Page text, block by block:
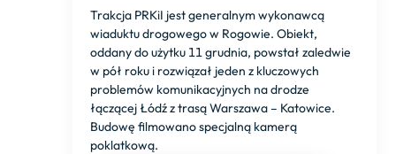
Trakcja PRKiI jest generalnym wykonawcą
wiaduktu drogowego w Rogowie. Obiekt,
oddany do użytku 11 grudnia, powstał zaledwie
w pół roku i rozwiązał jeden z kluczowych
problemów komunikacyjnych na drodze
łączącej Łódź z trasą Warszawa – Katowice.
Budowę filmowano specjalną kamerą
poklatkową.